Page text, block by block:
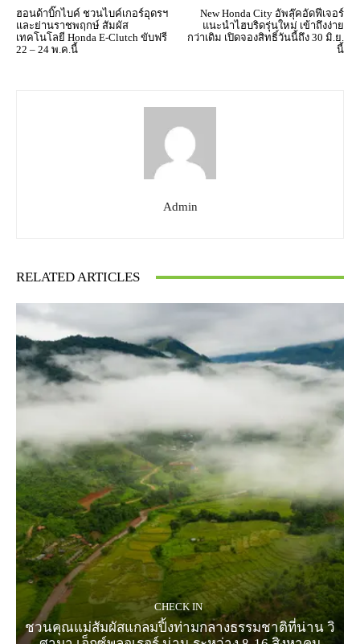
ฮอนด้าบิ๊กไบค์ ชวนไบค์เกอร์อุดรฯ
และย่านราชพฤกษ์ สัมผัส
เทคโนโลยี Honda E-Clutch ขับฟรี
22 – 24 พ.ค.นี้
New Honda City อัพลุ๊คอัดฟีเจอร์
แนะนำไฮบริดรุ่นใหม่ เข้าถึงง่าย
กว่าเดิม เปิดจองสิทธิ์วันนี้ถึง 30 มิ.ย.
นี้
Admin
RELATED ARTICLES
CHECK IN
ชวนคุณแม่สัมผัสแกลมปิ้งท่ามกลางธรรมชาติที่น่าน วิ